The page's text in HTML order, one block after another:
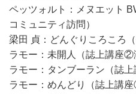
ペッツォルト：メヌエット
コミュニティ訪問）
梁田 貞：どんぐりころころ
ラモー：未開人（誌上講座②
ラモー：タンブーラン（誌
ラモー：めんどり（誌上講